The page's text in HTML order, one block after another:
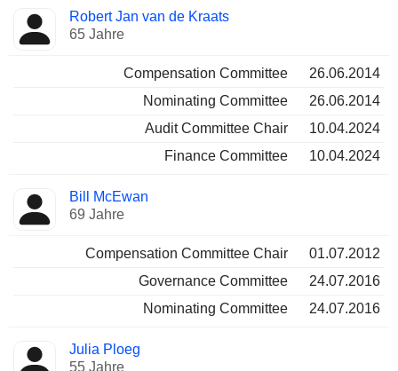
Robert Jan van de Kraats
65 Jahre
Compensation Committee
26.06.2014
Nominating Committee
26.06.2014
Audit Committee Chair
10.04.2024
Finance Committee
10.04.2024
Bill McEwan
69 Jahre
Compensation Committee Chair
01.07.2012
Governance Committee
24.07.2016
Nominating Committee
24.07.2016
Julia Ploeg
55 Jahre